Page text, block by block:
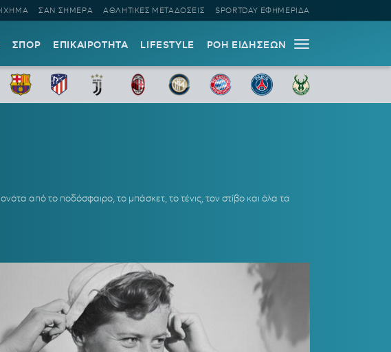
ΣΑΝ ΣΗΜΕΡΑ ΑΘΛΗΤΙΚΕΣ ΜΕΤΑΔΟΣΕΙΣ SPORTDAY ΕΦΗΜΕΡΙΔΑ
ΣΠΟΡ ΕΠΙΚΑΙΡΟΤΗΤΑ LIFESTYLE ΡΟΗ ΕΙΔΗΣΕΩΝ
από το ποδόσφαιρο, το μπάσκετ, το τένις, τον στίβο και όλα τα